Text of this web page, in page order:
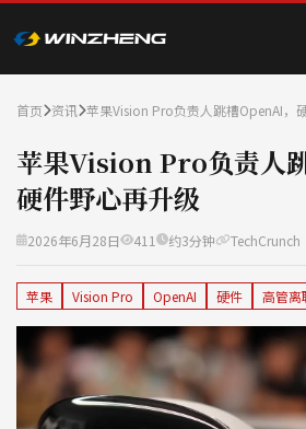
首页 资讯 苹果Vision Pro负责人跳槽OpenAI，
苹果Vision Pro负责人
硬件野心再升级
2026年6月28日 411 约3分钟 TechCrunch
苹果 Vision Pro OpenAI 硬件 高管离